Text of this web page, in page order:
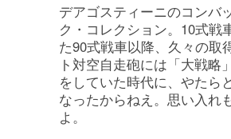
デアゴスティーニのコンバ
ク・コレクション。10式戦
た90式戦車以降、久々の取
ト対空自走砲には「大戦略
をしていた時代に、やたら
なったからねえ。思い入れ
よ。